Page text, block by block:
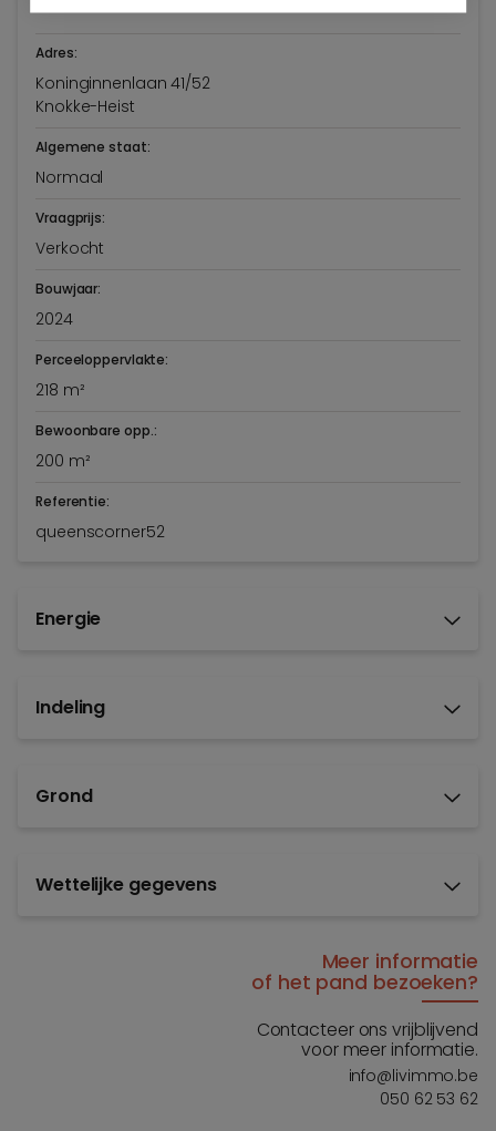
Adres:
Koninginnenlaan 41/52
Knokke-Heist
Algemene staat:
Normaal
Vraagprijs:
Verkocht
Bouwjaar:
2024
Perceeloppervlakte:
218 m²
Bewoonbare opp.:
200 m²
Referentie:
queenscorner52
Energie
Indeling
Grond
Wettelijke gegevens
Meer informatie
of het pand bezoeken?
Contacteer ons vrijblijvend
voor meer informatie.
info@livimmo.be
050 62 53 62